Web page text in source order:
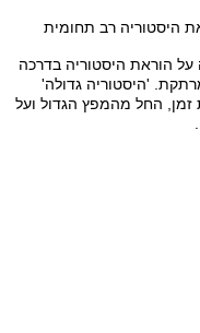
הוראת היסטוריה בדרכה
'היסטוריה גדולה'
החל מהמפץ הגדול ועל